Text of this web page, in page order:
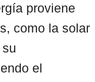
proviene
como la solar
el